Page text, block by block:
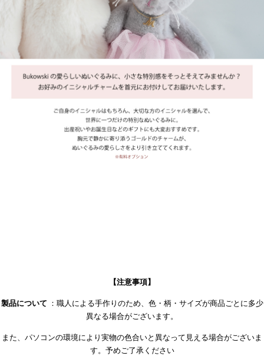
【注意事項】
製品について ：職人による手作りのため、色・柄・サイズが商品ごとに多少
異なる場合がございます。
また、パソコンの環境により実物の色合いと異なって見える場合がございま
す。予めご了承ください